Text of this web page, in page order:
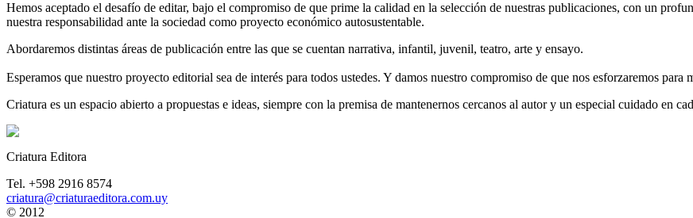
Hemos aceptado el desafío de editar, bajo el compromiso de que prime la calidad en la selección de nuestras publicaciones, con un
nuestra responsabilidad ante la sociedad como proyecto económico autosustentable.
Abordaremos distintas áreas de publicación entre las que se cuentan narrativa, infantil, juvenil, teatro, arte y ensayo.
Esperamos que nuestro proyecto editorial sea de interés para todos ustedes. Y damos nuestro compromiso de que nos esforzaremos para
Criatura es un espacio abierto a propuestas e ideas, siempre con la premisa de mantenernos cercanos al autor y un especial cuidado en
Criatura Editora
Tel. +598 2916 8574
criatura@criaturaeditora.com.uy
© 2012